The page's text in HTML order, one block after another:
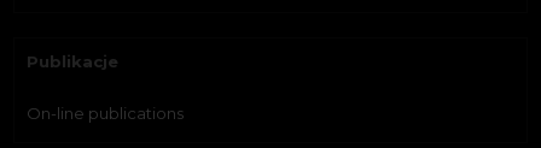
Publikacje
On-line publications